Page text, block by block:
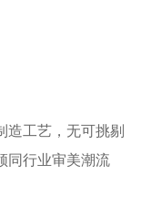
工艺，无可挑剔
同行业审美潮流